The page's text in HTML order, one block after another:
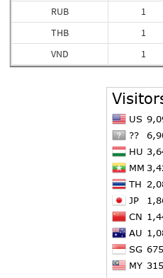
RUB
THB
VND
1
1
1